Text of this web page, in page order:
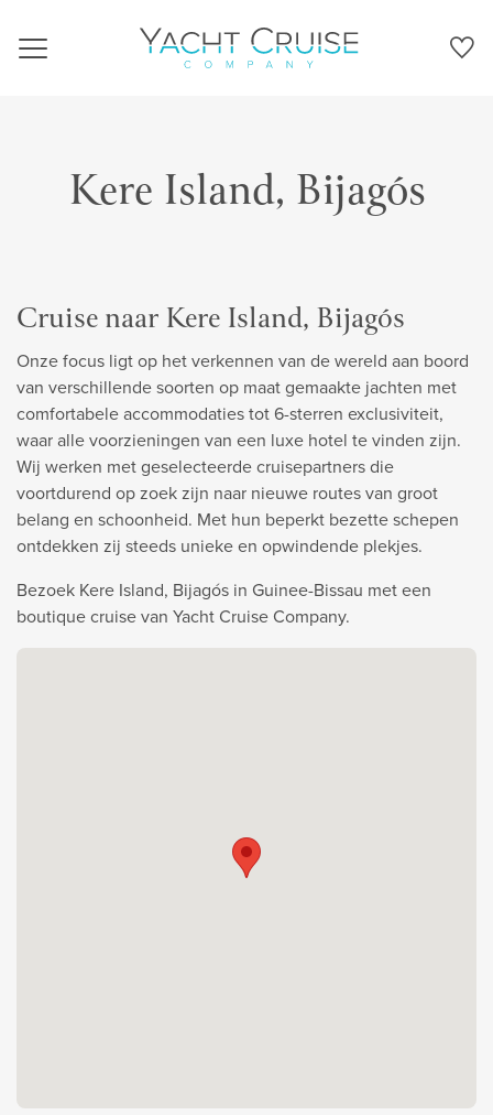
Navigation
Kere Island, Bijagós
Cruise naar Kere Island, Bijagós
Onze focus ligt op het verkennen van de wereld aan boord
van verschillende soorten op maat gemaakte jachten met
comfortabele accommodaties tot 6-sterren exclusiviteit,
waar alle voorzieningen van een luxe hotel te vinden zijn.
Wij werken met geselecteerde cruisepartners die
voortdurend op zoek zijn naar nieuwe routes van groot
belang en schoonheid. Met hun beperkt bezette schepen
ontdekken zij steeds unieke en opwindende plekjes.
Bezoek Kere Island, Bijagós in Guinee-Bissau met een
boutique cruise van Yacht Cruise Company.